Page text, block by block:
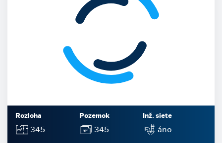
Rozloha
345
Pozemok
345
Inž. siete
áno